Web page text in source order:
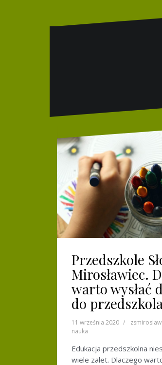
Przedszkole
Mirosławiec.
warto wysłać
do
11 września 2020
nauka
Edukacja przedszkolna
wiele zalet. Dlaczego